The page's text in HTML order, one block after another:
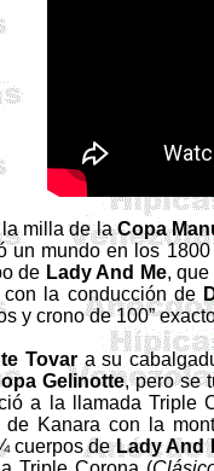
la milla de laCopa
un mundo en los
de Lady And Me, que
la conducción de
y crono de 100”
Tovara su
Gelinotte, pero se
a la llamada Triple
de Kanara con la
cuerpos deLady And